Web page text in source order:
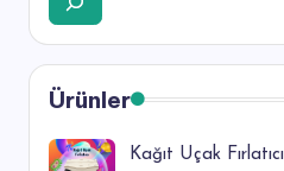
Ürünler
Kağıt Uçak Fırlatıcı